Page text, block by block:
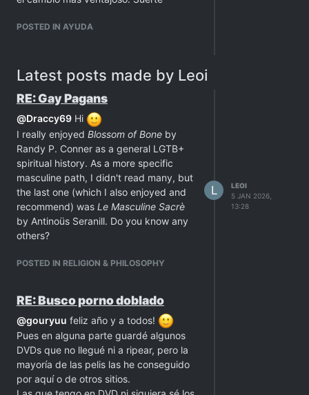
POSTED IN AYUDA
Latest posts made by Leoi
RE: Gay Pagans
@Draccy69 Hi
I really enjoyed Blossom of Bone by
Randy P. Conner as a general LGTB+
spiritual history. As a more specific
masculine path, I didn't read many, but
the last one (which I also enjoyed and
recommend) was Le Masculine Sacrè
by Antinoüs Seranill. Do you know any
others?
POSTED IN RELIGION & PHILOSOPHY
L
LEOI
5 JAN 2026,
13:28
RE: Busco porno doblado
@gouryuu feliz año y a todos!
Pues en alguna parte guardé algunos
DVDs que no llegué ni a ripear, pero la
mayoría de las pelis las he conseguido
por aquí o de otros sitios.